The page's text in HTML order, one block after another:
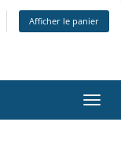
Afficher le panier
la